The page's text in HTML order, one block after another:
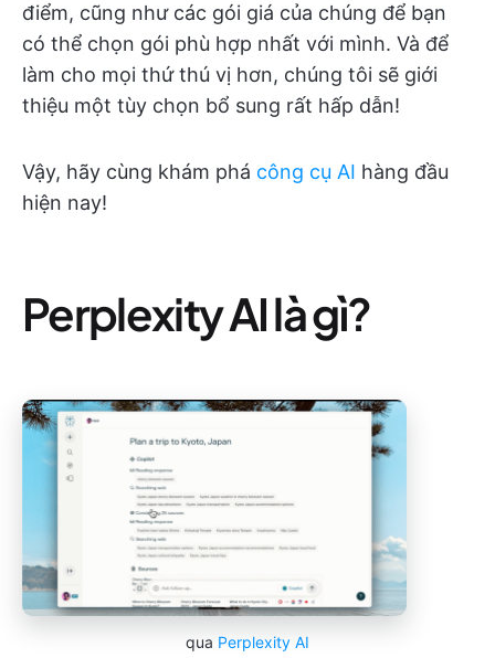
điểm, cũng như các gói giá của chúng để bạn
có thể chọn gói phù hợp nhất với mình. Và để
làm cho mọi thứ thú vị hơn, chúng tôi sẽ giới
thiệu một tùy chọn bổ sung rất hấp dẫn!
Vậy, hãy cùng khám phá công cụ AI hàng đầu
hiện nay!
Perplexity AI là gì?
qua Perplexity AI